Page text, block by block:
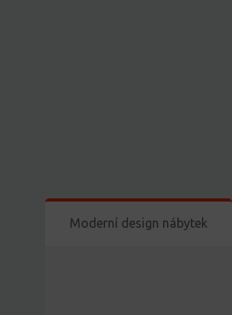
Moderní design nábytek